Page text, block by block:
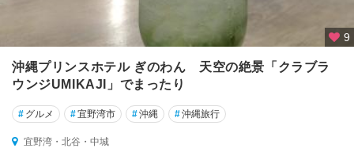
9
沖縄プリンスホテル ぎのわん 天空の絶景「クラブラ
ウンジUMIKAJI」でまったり
# グルメ #宜野湾市 #沖縄 #沖縄旅行
宜野湾・北谷・中城